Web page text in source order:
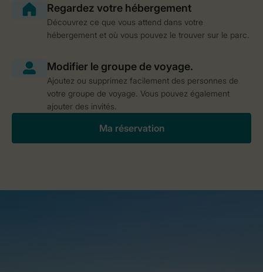
Découvrez ce que vous attend dans votre
hébergement et où vous pouvez le trouver sur le parc.
Ajoutez ou supprimez facilement des personnes de
votre groupe de voyage. Vous pouvez également
ajouter des invités.
Ma réservation